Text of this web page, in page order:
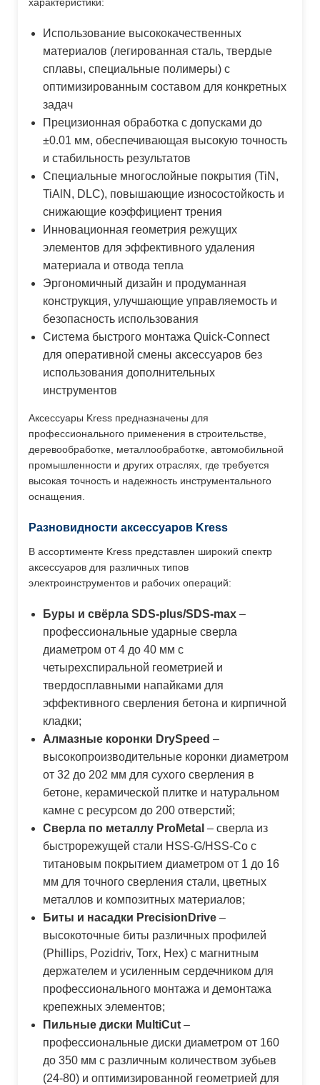
Использование высококачественных
материалов (легированная сталь, твердые
сплавы, специальные полимеры) с
оптимизированным составом для конкретных
задач
Прецизионная обработка с допусками до
±0.01 мм, обеспечивающая высокую точность
и стабильность результатов
Специальные многослойные покрытия (TiN,
TiAlN, DLC), повышающие износостойкость и
снижающие коэффициент трения
Инновационная геометрия режущих
элементов для эффективного удаления
материала и отвода тепла
Эргономичный дизайн и продуманная
конструкция, улучшающие управляемость и
безопасность использования
Система быстрого монтажа Quick-Connect
для оперативной смены аксессуаров без
использования дополнительных
инструментов
Аксессуары Kress предназначены для
профессионального применения в строительстве,
деревообработке, металлообработке, автомобильной
промышленности и других отраслях, где требуется
высокая точность и надежность инструментального
оснащения.
Разновидности аксессуаров Kress
В ассортименте Kress представлен широкий спектр
аксессуаров для различных типов
электроинструментов и рабочих операций:
Буры и свёрла SDS-plus/SDS-max –
профессиональные ударные сверла
диаметром от 4 до 40 мм с
четырехспиральной геометрией и
твердосплавными напайками для
эффективного сверления бетона и кирпичной
кладки;
Алмазные коронки DrySpeed –
высокопроизводительные коронки диаметром
от 32 до 202 мм для сухого сверления в
бетоне, керамической плитке и натуральном
камне с ресурсом до 200 отверстий;
Сверла по металлу ProMetal – сверла из
быстрорежущей стали HSS-G/HSS-Co с
титановым покрытием диаметром от 1 до 16
мм для точного сверления стали, цветных
металлов и композитных материалов;
Биты и насадки PrecisionDrive –
высокоточные биты различных профилей
(Phillips, Pozidriv, Torx, Hex) с магнитным
держателем и усиленным сердечником для
профессионального монтажа и демонтажа
крепежных элементов;
Пильные диски MultiCut –
профессиональные диски диаметром от 160
до 350 мм с различным количеством зубьев
(24-80) и оптимизированной геометрией для